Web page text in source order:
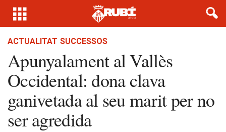
ACTUALITAT SUCCESSOS
Apunyalament al Vallès
Occidental: dona clava
ganivetada al seu marit per no
ser agredida